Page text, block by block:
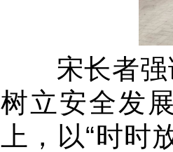
宋长者强
树立安全发
上，以“时